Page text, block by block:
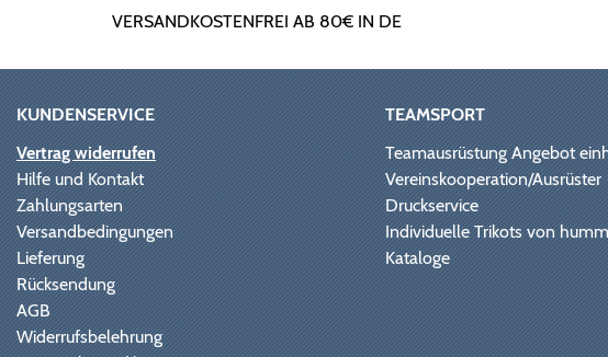
VERSANDKOSTENFREI AB 80€ IN DE
KUNDENSERVICE
Vertrag widerrufen
Hilfe und Kontakt
Zahlungsarten
Versandbedingungen
Lieferung
Rücksendung
AGB
Widerrufsbelehrung
TEAMSPORT
Teamausrüstung Angebot
Vereinskooperation/Ausrüster
Druckservice
Individuelle Trikots von
Kataloge